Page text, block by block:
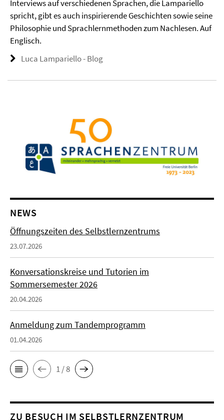
Interviews auf verschiedenen Sprachen, die Lampariello
spricht, gibt es auch inspirierende Geschichten sowie seine
Philosophie und Sprachlernmethoden zum Nachlesen. Auf
Englisch.
Luca Lampariello - Blog
NEWS
Öffnungszeiten des Selbstlernzentrums
23.07.2026
Konversationskreise und Tutorien im
Sommersemester 2026
20.04.2026
Anmeldung zum Tandemprogramm
01.04.2026
1 / 8
ZU BESUCH IM SELBSTLERNZENTRUM